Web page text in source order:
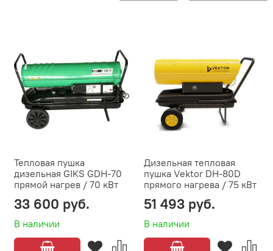
Тепловая пушка
дизельная GIKS GDH-70
прямой нагрев / 70 кВт
В наличии
33 600 руб.
Дизельная тепловая
пушка Vektor DH-80D
прямого нагрева / 75 кВт
В наличии
51 493 руб.